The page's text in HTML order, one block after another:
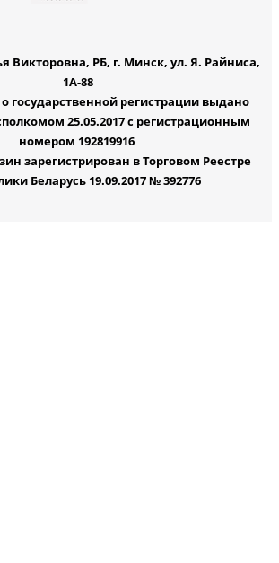
Викторовна, РБ, г. Минск, ул. Я. Райниса,
1А-88
государственной регистрации выдано
25.05.2017 с регистрационным
номером 192819916
зарегистрирован в Торговом Реестре
Беларусь 19.09.2017 № 392776